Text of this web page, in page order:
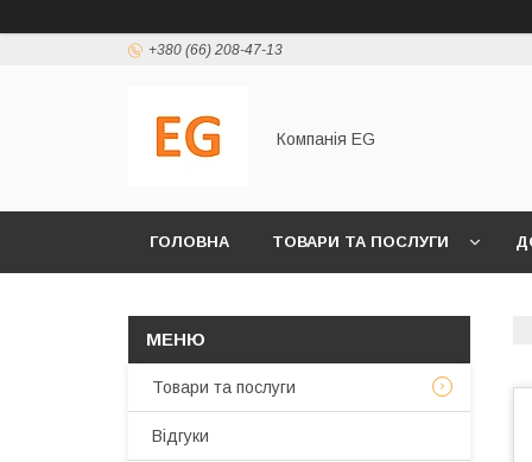
+380 (66) 208-47-13
Компанія EG
ГОЛОВНА ТОВАРИ ТА ПОСЛУГИ
Товари та послуги
Відгуки